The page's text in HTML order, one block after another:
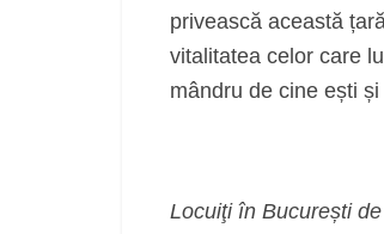
privească această
vitalitatea celor care
mândru de cine ești
Locuiţi în București